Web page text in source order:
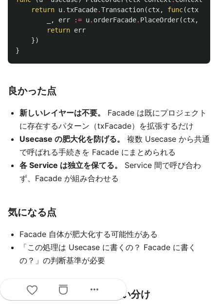
return u. txFacade.Transaction(ctx, func(ctx
, err := u. orderFacade. PlaceOrder(ctx,
return err
})
}
良かった点
新しいレイヤーは不要。
Facade は既にプロジェクト
に存在するパターン（txFacade）を拡張するだけ
Usecase の肥大化を防げる。
複数 Usecase から共通
で呼ばれる手続きを Facade にまとめられる
各 Service は独立を保てる。
Service 間で呼び合わ
ず、Facade が組み合わせる
気になる点
Facade 自体が肥大化する可能性がある
「この処理は Usecase に書くの？ Facade に書く
の？」の判断基準が必要
Usecase と Facade の使い分け
more_horiz